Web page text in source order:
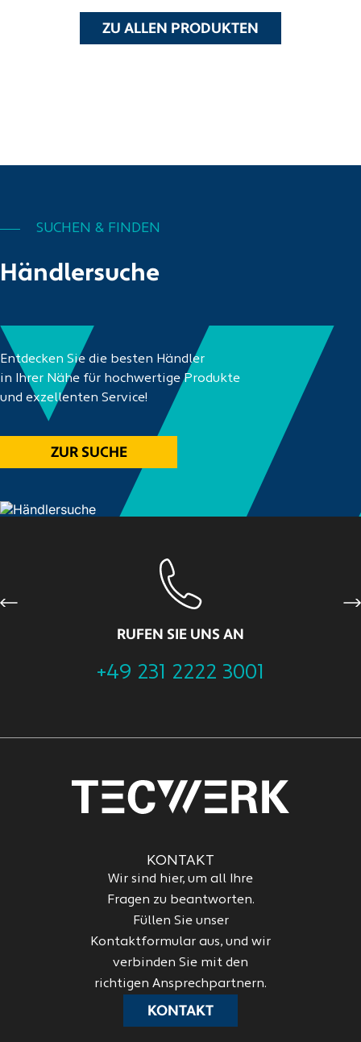
ZU ALLEN PRODUKTEN
Händlersuche
SUCHEN & FINDEN
Entdecken Sie die besten Händler
in Ihrer Nähe für hochwertige Produkte
und exzellenten Service!
ZUR SUCHE
RUFEN SIE UNS AN
+49 231 2222 3001
Previous
KONTAKT
Wir sind hier, um all Ihre
Fragen zu beantworten.
Füllen Sie unser
Kontaktformular aus, und wir
verbinden Sie mit den
richtigen Ansprechpartnern.
KONTAKT